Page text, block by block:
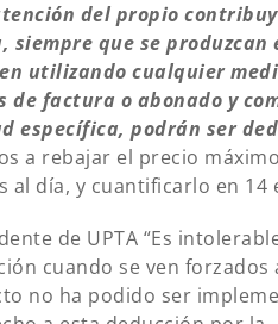
del propio
siempre que se
utilizando cualquier
de factura o abonado y
específica, podrán ser
a rebajar el precio
al día, y cuantificarlo en
de UPTA “Es
cuando se ven
no ha podido ser